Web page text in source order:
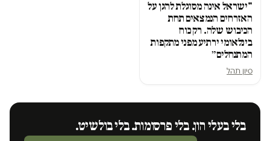
"ישראל אינה מסוגלת להגן על
האזרחים הנמצאים תחת
הכיבוש שלה. רק כוח
בינלאומי ירתיע מפני מתקפות
המתנחלים״
סיון תהל
בלי בעלי הון. בלי פרסומות. בלי בולשיט.